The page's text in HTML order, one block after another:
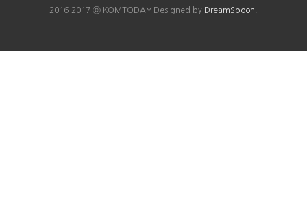
2016-2017 ⓒ KOMTODAY Designed by DreamSpoon